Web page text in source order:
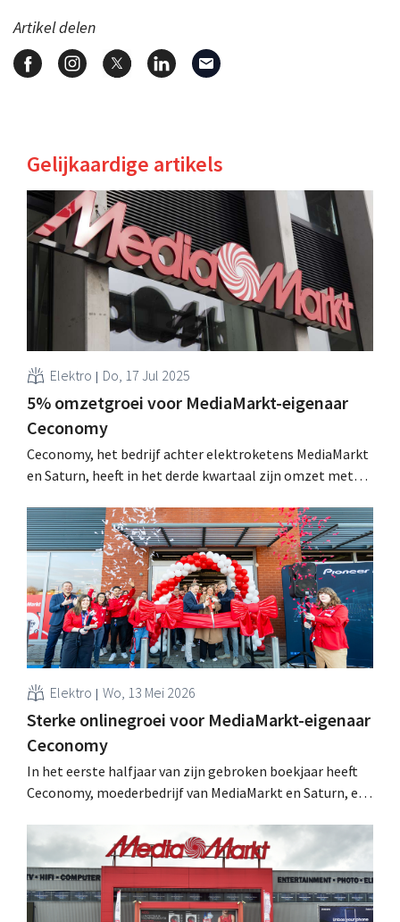
Artikel delen
Gelijkaardige artikels
Elektro Do, 17 Jul 2025
5% omzetgroei voor MediaMarkt-eigenaar
Ceconomy
Ceconomy, het bedrijf achter elektroketens MediaMarkt
en Saturn, heeft in het derde kwartaal zijn omzet met
Elektro Wo, 13 Mei 2026
Sterke onlinegroei voor MediaMarkt-eigenaar
Ceconomy
In het eerste halfjaar van zijn gebroken boekjaar heeft
Ceconomy, moederbedrijf van MediaMarkt en Saturn, een
overname door JD.com zou op schema liggen. .